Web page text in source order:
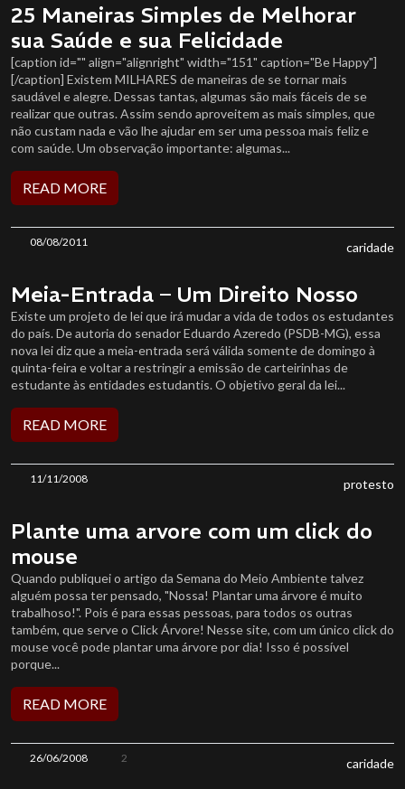
25 Maneiras Simples de Melhorar
sua Saúde e sua Felicidade
[caption id="" align="alignright" width="151" caption="Be Happy"]
[/caption] Existem MILHARES de maneiras de se tornar mais
saudável e alegre. Dessas tantas, algumas são mais fáceis de se
realizar que outras. Assim sendo aproveitem as mais simples, que
não custam nada e vão lhe ajudar em ser uma pessoa mais feliz e
com saúde. Um observação importante: algumas...
READ MORE
08/08/2011 caridade
Meia-Entrada – Um Direito Nosso
Existe um projeto de lei que irá mudar a vida de todos os estudantes
do país. De autoria do senador Eduardo Azeredo (PSDB-MG), essa
nova lei diz que a meia-entrada será válida somente de domingo à
quinta-feira e voltar a restringir a emissão de carteirinhas de
estudante às entidades estudantis. O objetivo geral da lei...
READ MORE
11/11/2008 protesto
Plante uma arvore com um click do
mouse
Quando publiquei o artigo da Semana do Meio Ambiente talvez
alguém possa ter pensado, "Nossa! Plantar uma árvore é muito
trabalhoso!". Pois é para essas pessoas, para todos os outras
também, que serve o Click Árvore! Nesse site, com um único click do
mouse você pode plantar uma árvore por dia! Isso é possível
porque...
READ MORE
26/06/2008 2 caridade